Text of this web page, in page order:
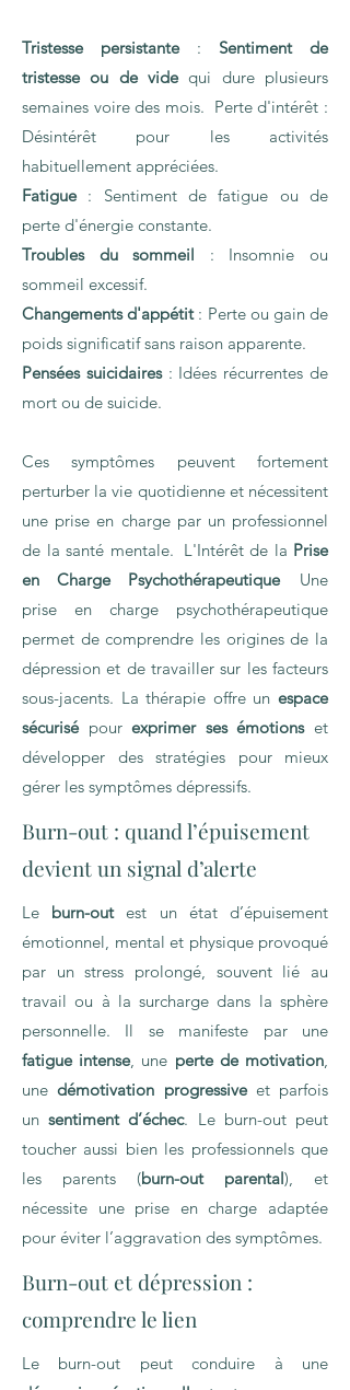
Tristesse persistante: Sentiment de
tristesse ou de videqui dure plusieurs
semaines voire des mois. Perte d'intérêt :
Désintérêt pour les activités
habituellement appréciées.
Fatigue: Sentiment de fatigue ou de
perte d'énergie constante.
Troubles du sommeil : Insomnie ou
sommeil excessif.
Changements d'appétit: Perte ou gain de
poids significatif sans raison apparente.
Pensées suicidaires: Idées récurrentes de
mort ou de suicide.
Ces symptômes peuvent fortement
perturber la vie quotidienne et nécessitent
une prise en charge par un professionnel
de la santé mentale. L'Intérêt de la Prise
en Charge PsychothérapeutiqueUne
prise en charge psychothérapeutique
permet de comprendre les origines de la
dépression et de travailler sur les facteurs
sous-jacents. La thérapie offre un espace
sécurisépourexprimer ses émotionset
développer des stratégies pour mieux
gérer les symptômes dépressifs.
Burn-out : quand l’épuisement
devient un signal d’alerte
Le burn-outest un état d’épuisement
émotionnel, mental et physique provoqué
par un stress prolongé, souvent lié au
travail ou à la surcharge dans la sphère
personnelle. Il se manifeste par une
fatigue intense, une perte de motivation,
unedémotivation progressiveet parfois
unsentiment d’échec. Le burn-out peut
toucher aussi bien les professionnels que
les parents (burn-out parental), et
nécessite une prise en charge adaptée
pour éviter l’aggravation des symptômes.
Burn-out et dépression :
comprendre le lien
Le burn-out peut conduire à une